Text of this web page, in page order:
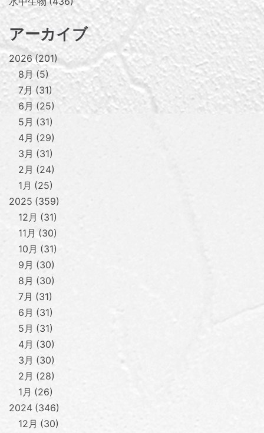
アーカイブ
2026 201
8月
5
7月
31
6月
25
5月
31
4月
29
3月
31
2月
24
1月
25
2025 359
12月
31
11月
30
10月
31
9月
30
8月
30
7月
31
6月
31
5月
31
4月
30
3月
30
2月
28
1月
26
2024 346
12月
30